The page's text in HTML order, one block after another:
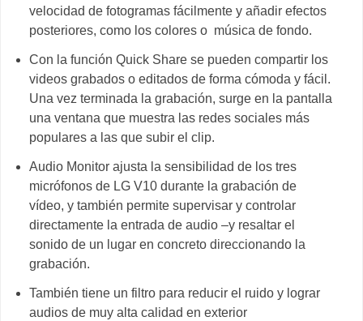
velocidad de fotogramas fácilmente y añadir efectos
posteriores, como los colores o música de fondo.
Con la función Quick Share se pueden compartir los
videos grabados o editados de forma cómoda y fácil.
Una vez terminada la grabación, surge en la pantalla
una ventana que muestra las redes sociales más
populares a las que subir el clip.
Audio Monitor ajusta la sensibilidad de los tres
micrófonos de LG V10 durante la grabación de
vídeo, y también permite supervisar y controlar
directamente la entrada de audio –y resaltar el
sonido de un lugar en concreto direccionando la
grabación.
También tiene un filtro para reducir el ruido y lograr
audios de muy alta calidad en exterior